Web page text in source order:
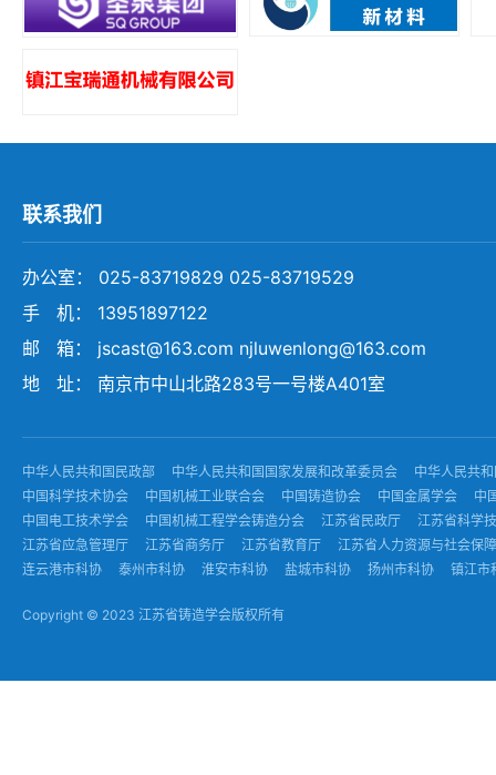
联系我们
办公室： 025-83719829 025-83719529
手 机： 13951897122
邮 箱： jscast@163.com njluwenlong@163.com
地 址： 南京市中山北路283号一号楼A401室
中华人民共和国民政部 中华人民共和国国家发展和改革委员会
中华人民共
中国科学技术协会
中国机械工业联合会 中国铸造协会 中国金属学会
中
中国电工技术学会
中国机械工程学会铸造分会 江苏省民政厅
江苏省科学
江苏省应急管理厅
江苏省商务厅 江苏省教育厅
江苏省人力资源与社会保
连云港市科协
泰州市科协 淮安市科协 盐城市科协 扬州市科协 镇江市
Copyright © 2023 江苏省铸造学会版权所有